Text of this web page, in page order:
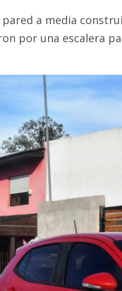
a media
por una escalera